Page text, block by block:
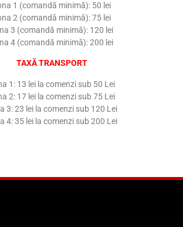
1 (comandă minimă): 50 lei
2 (comandă minimă): 75 lei
3 (comandă minimă): 120 lei
4 (comandă minimă): 200 lei
TAXĂ TRANSPORT
1: 13 lei la comenzi sub 50 Lei
2: 17 lei la comenzi sub 75 Lei
3: 23 lei la comenzi sub 120 Lei
4: 35 lei la comenzi sub 200 Lei